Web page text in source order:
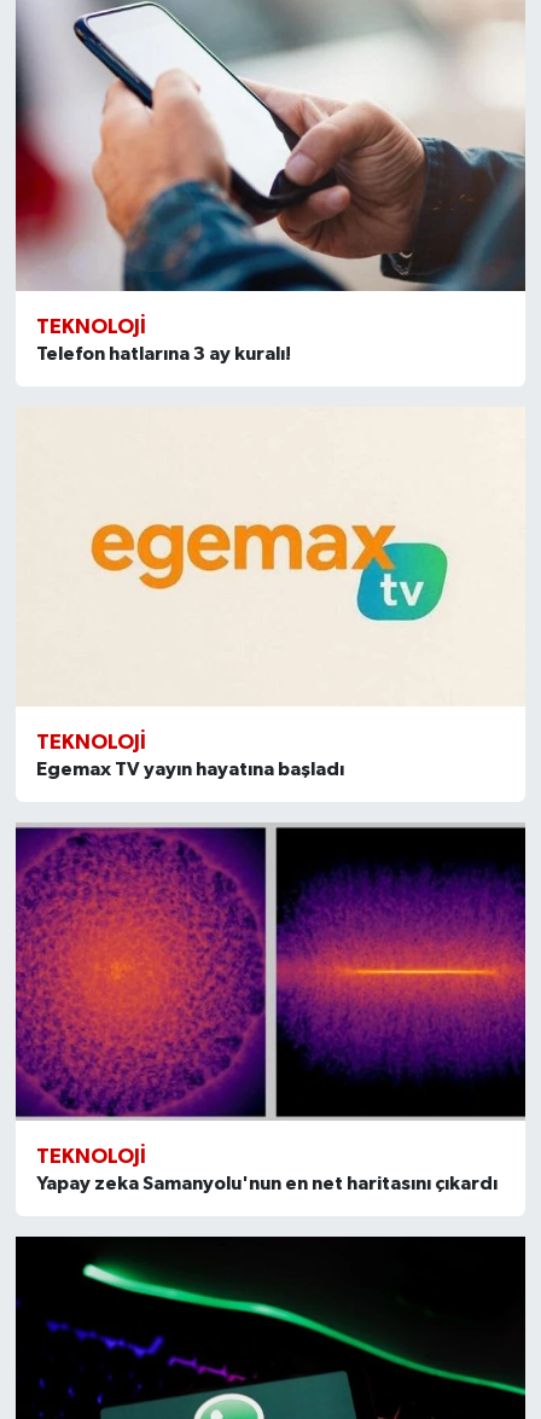
TEKNOLOJI
Telefon hatlarına 3 ay kuralı!
TEKNOLOJI
Egemax TV yayın hayatına başladı
TEKNOLOJI
Yapay zeka Samanyolu'nun en net haritasını çıkardı